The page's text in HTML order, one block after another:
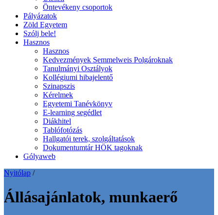
Öntevékeny csoportok
Pályázatok
Zöld Egyetem
Szólj bele!
Hasznos
Hasznos
Kedvezmények Semmelweis Polgároknak
Tanulmányi Osztályok
Kollégiumi hibajelentő
Szinapszis
Kérelmek
Egyetemi Tanévkönyv
E-learning segédlet
Diákhitel
Tablófotózás
Hallgatói terek, szolgáltatások
Dokumentumtár HÖK tagoknak
Gólyaweb
Nyitólap /
Állásajánlatok, munkaerő